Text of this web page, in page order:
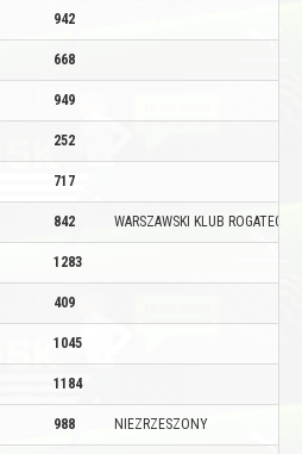
942
668
949
252
717
842 WARSZAWSKI KLUB ROGATEGO
1283
409
1045
1184
988 NIEZRZESZONY